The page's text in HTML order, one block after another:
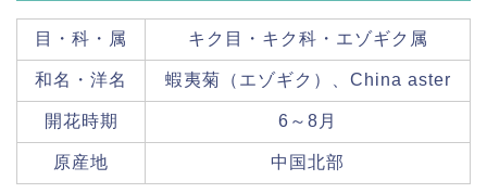
目・科・属 キク目・キク科・エゾギク属
和名・洋名 蝦夷菊（エゾギク）、China aster
開花時期 6～8月
原産地 中国北部